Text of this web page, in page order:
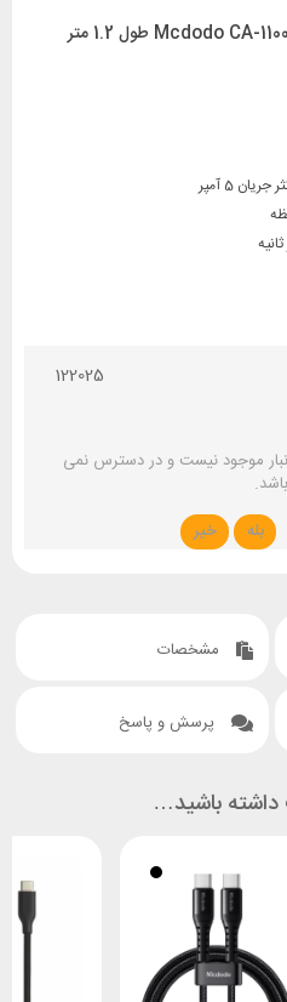
کابل دو سر تایپ سی مک دودو Mcdodo CA-1100 طول 1.2 متر
122025
موجود نیست و در دسترس نمی
باشد.
بله خیر
مشخصات
پرسش و پاسخ
باشید…